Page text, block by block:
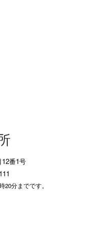
番1号
分までです。